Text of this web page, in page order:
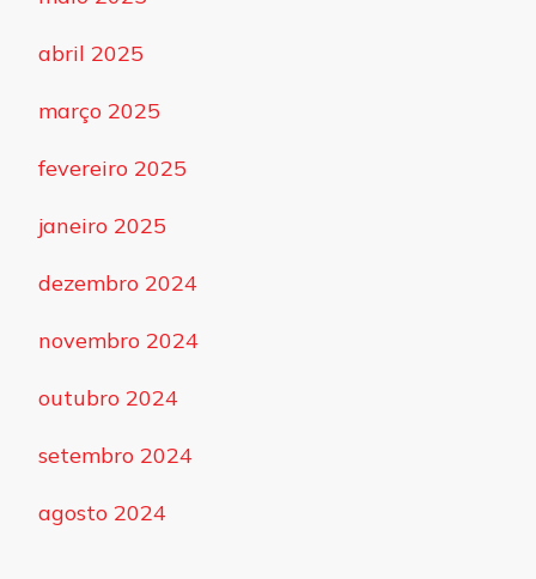
abril 2025
março 2025
fevereiro 2025
janeiro 2025
dezembro 2024
novembro 2024
outubro 2024
setembro 2024
agosto 2024